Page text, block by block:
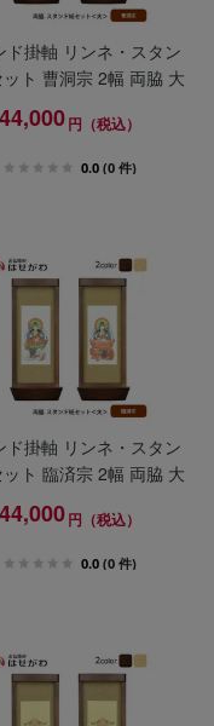
ド掛軸 リンネ・スタン
ット 曹洞宗 2幅 両脇 大
44,000円（税込）
0.0 (0 件)
ド掛軸 リンネ・スタン
ット 臨済宗 2幅 両脇 大
44,000円（税込）
0.0 (0 件)